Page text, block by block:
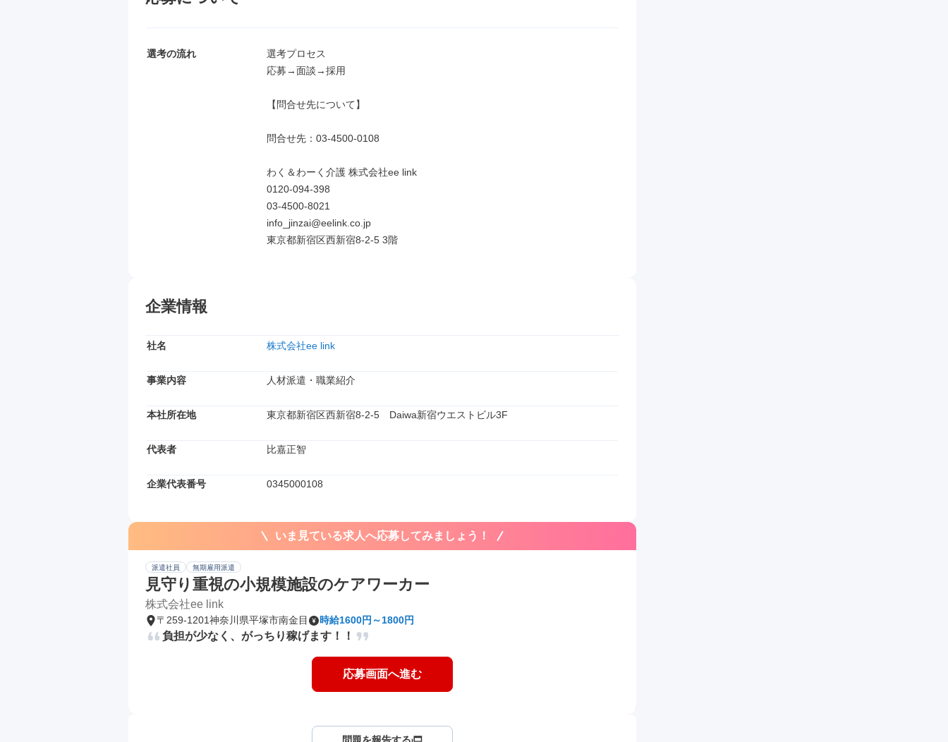
選考の流れ
選考プロセス
応募→面談→採用
【問合せ先について】
問合せ先：03-4500-0108
わく＆わーく介護 株式会社ee link
0120-094-398
03‐4500‐8021
info_jinzai@eelink.co.jp
東京都新宿区西新宿8-2-5 3階
企業情報
社名 株式会社ee link
事業内容 人材派遣・職業紹介
本社所在地 東京都新宿区西新宿8-2-5　Daiwa新宿ウエストビル3F
代表者 比嘉正智
企業代表番号 0345000108
いま見ている求人へ応募してみましょう！
派遣社員 無期雇用派遣
見守り重視の小規模施設のケアワーカー
株式会社ee link
〒259-1201神奈川県平塚市南金目 時給1600円～1800円
負担が少なく、がっちり稼げます！！
応募画面へ進む
問題を報告する